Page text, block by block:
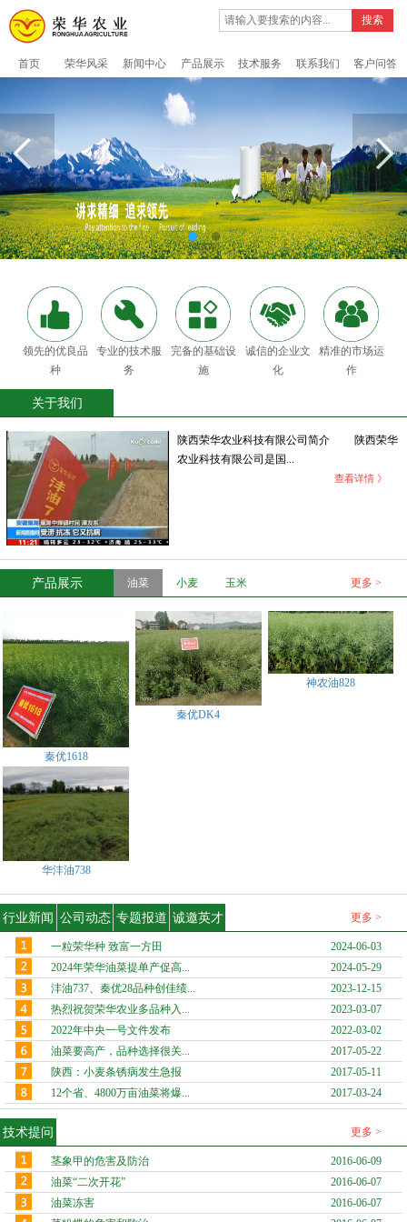
搜索
首页 荣华风采 新闻中心 产品展示 技术服务 联系我们 客户问答
领先的优良品
种
专业的技术服
务
完备的基础设
施
诚信的企业文
化
精准的市场运
作
关于我们
陕西荣华农业科技有限公司简介 陕西荣华
农业科技有限公司是国...
查看详情 》
产品展示 油菜 小麦 玉米 更多 >
秦优1618
秦优DK4
神农油828
华沣油738
行业新闻 公司动态 专题报道 诚邀英才 更多 >
一粒荣华种 致富一方田
2024-06-03
2024年荣华油菜提单产促高...
2024-05-29
沣油737、秦优28品种创佳绩...
2023-12-15
热烈祝贺荣华农业多品种入...
2023-03-07
2022年中央一号文件发布
2022-03-02
油菜要高产，品种选择很关...
2017-05-22
陕西：小麦条锈病发生急报
2017-05-11
12个省、4800万亩油菜将爆...
2017-03-24
技术提问 更多 >
茎象甲的危害及防治
2016-06-09
油菜“二次开花”
2016-06-07
油菜冻害
2016-06-07